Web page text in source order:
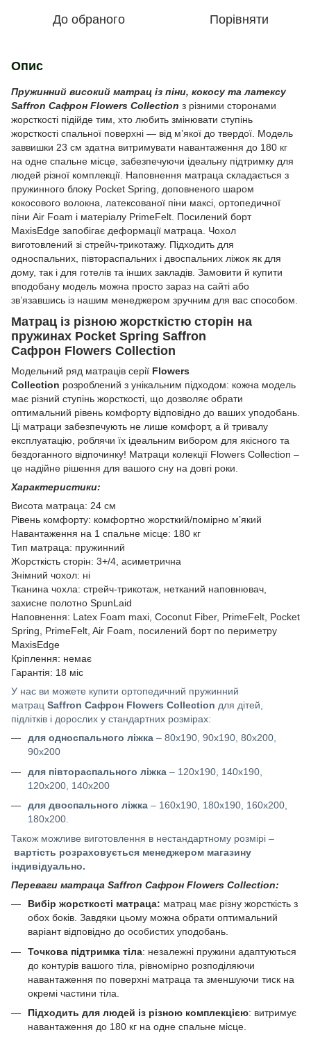
До обраного Порівняти
Опис
Пружинний високий матрац із піни, кокосу та латексу
Saffron Сафрон Flowers Collection з різними сторонами
жорсткості підійде тим, хто любить змінювати ступінь
жорсткості спальної поверхні — від м’якої до твердої. Модель
заввишки 23 см здатна витримувати навантаження до 180 кг
на одне спальне місце, забезпечуючи ідеальну підтримку для
людей різної комплекції. Наповнення матраца складається з
пружинного блоку Pocket Spring, доповненого шаром
кокосового волокна, латексованої піни максі, ортопедичної
піни Air Foam і матеріалу PrimeFelt. Посилений борт
MaxisEdge запобігає деформації матраца. Чохол
виготовлений зі стрейч-трикотажу. Підходить для
односпальних, півтораспальних і двоспальних ліжок як для
дому, так і для готелів та інших закладів. Замовити й купити
вподобану модель можна просто зараз на сайті або
зв’язавшись із нашим менеджером зручним для вас способом.
Матрац із різною жорсткістю сторін на
пружинах Pocket Spring Saffron
Сафрон Flowers Collection
Модельний ряд матраців серії Flowers
Collection розроблений з унікальним підходом: кожна модель
має різний ступінь жорсткості, що дозволяє обрати
оптимальний рівень комфорту відповідно до ваших уподобань.
Ці матраци забезпечують не лише комфорт, а й тривалу
експлуатацію, роблячи їх ідеальним вибором для якісного та
бездоганного відпочинку! Матраци колекції Flowers Collection –
це надійне рішення для вашого сну на довгі роки.
Характеристики:
Висота матраца: 24 см
Рівень комфорту: комфортно жорсткий/помірно м’який
Навантаження на 1 спальне місце: 180 кг
Тип матраца: пружинний
Жорсткість сторін: 3+/4, асиметрична
Знімний чохол: ні
Тканина чохла: стрейч-трикотаж, нетканий наповнювач,
захисне полотно SpunLaid
Наповнення: Latex Foam maxi, Coconut Fiber, PrimeFelt, Pocket
Spring, PrimeFelt, Air Foam, посилений борт по периметру
MaxisEdge
Кріплення: немає
Гарантія: 18 міс
У нас ви можете купити ортопедичний пружинний
матрац Saffron Сафрон Flowers Collection для дітей,
підлітків і дорослих у стандартних розмірах:
для односпального ліжка – 80x190, 90x190, 80x200,
90x200
для півтораспального ліжка – 120x190, 140x190,
120x200, 140x200
для двоспального ліжка – 160x190, 180x190, 160x200,
180x200.
Також можливе виготовлення в нестандартному розмірі –
вартість розраховується менеджером магазину
індивідуально.
Переваги матраца Saffron Сафрон Flowers Collection:
Вибір жорсткості матраца: матрац має різну жорсткість з
обох боків. Завдяки цьому можна обрати оптимальний
варіант відповідно до особистих уподобань.
Точкова підтримка тіла: незалежні пружини адаптуються
до контурів вашого тіла, рівномірно розподіляючи
навантаження по поверхні матраца та зменшуючи тиск на
окремі частини тіла.
Підходить для людей із різною комплекцією: витримує
навантаження до 180 кг на одне спальне місце.